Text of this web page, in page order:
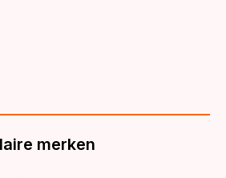
merken